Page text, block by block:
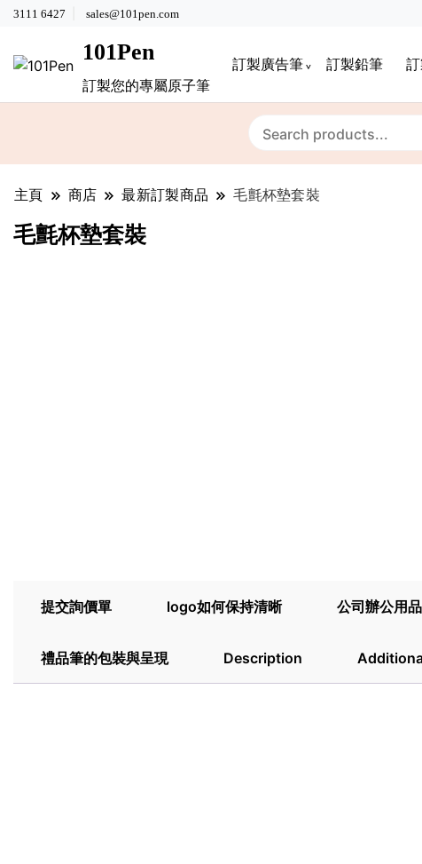
3111 6427 sales@101pen.com
101Pen
訂製您的專屬原子筆
訂製廣告筆 訂製鉛筆
主頁 商店 最新訂製商品 毛氈杯墊套裝
毛氈杯墊套裝
提交詢價單 logo如何保持清晰 公司辦公用
禮品筆的包裝與呈現 Description